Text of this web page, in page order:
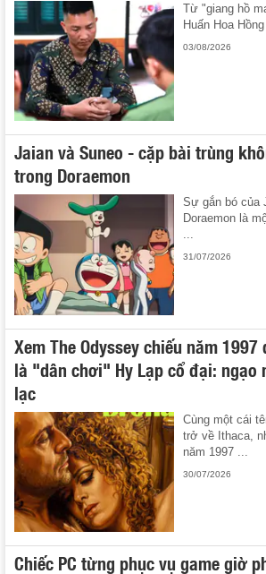
Từ "giang hồ
Huấn Hoa
03/08/2026
Jaian và Suneo - cặp bài trùng
trong Doraemon
Sự gắn bó của
Doraemon là
...
31/07/2026
Xem The Odyssey chiếu năm
là "dân chơi" Hy Lạp cổ đại: ngạo
lạc
Cùng một cái
trở về Ithaca,
năm 1997 ...
30/07/2026
Chiếc PC từng phục vụ game giờ